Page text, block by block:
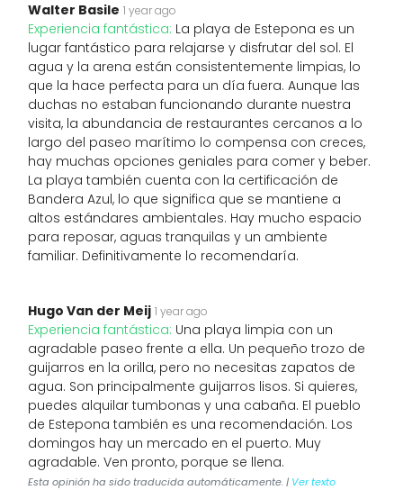
Walter Basile 1 year ago
Experiencia fantástica: La playa de Estepona es un
lugar fantástico para relajarse y disfrutar del sol. El
agua y la arena están consistentemente limpias, lo
que la hace perfecta para un día fuera. Aunque las
duchas no estaban funcionando durante nuestra
visita, la abundancia de restaurantes cercanos a lo
largo del paseo marítimo lo compensa con creces,
hay muchas opciones geniales para comer y beber.
La playa también cuenta con la certificación de
Bandera Azul, lo que significa que se mantiene a
altos estándares ambientales. Hay mucho espacio
para reposar, aguas tranquilas y un ambiente
familiar. Definitivamente lo recomendaría.
Hugo Van der Meij 1 year ago
Experiencia fantástica: Una playa limpia con un
agradable paseo frente a ella. Un pequeño trozo de
guijarros en la orilla, pero no necesitas zapatos de
agua. Son principalmente guijarros lisos. Si quieres,
puedes alquilar tumbonas y una cabaña. El pueblo
de Estepona también es una recomendación. Los
domingos hay un mercado en el puerto. Muy
agradable. Ven pronto, porque se llena.
Esta opinión ha sido traducida automáticamente. | Ver texto